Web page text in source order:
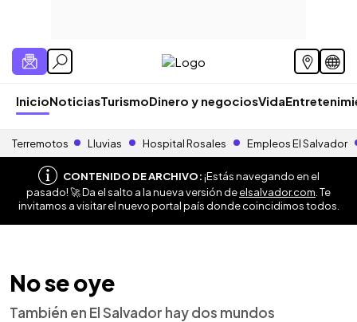
InicioNoticiasTurismoDinero y negociosVida
Terremotos Lluvias Hospital Rosales Empleos El Salvador
CONTENIDO DE ARCHIVO:¡Estás navegando en el
pasado! 🚀 Da el salto a la nueva versión deelsalvador.com . Te
invitamos a visitar el nuevo portal país donde coincidimos todos.
No se oye
También en El Salvador hay dos mundos